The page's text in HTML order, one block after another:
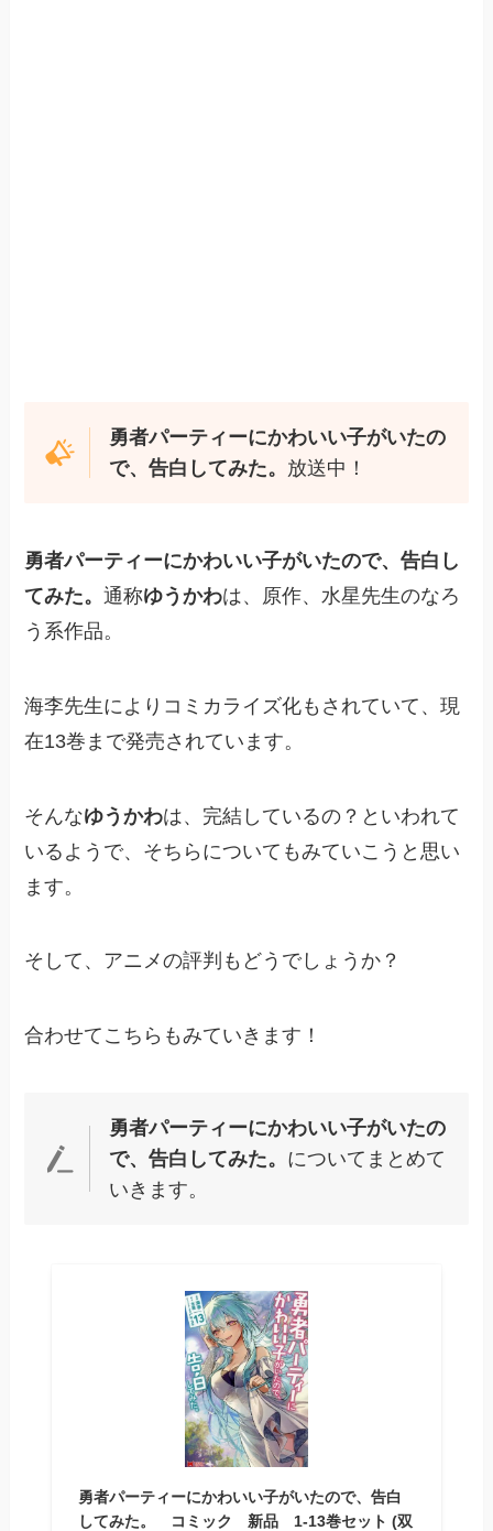
勇者パーティーにかわいい子がいたの
で、告白してみた。 放送中！
勇者パーティーにかわいい子がいたので、告白し
てみた。通称ゆうかわは、原作、水星先生のなろ
う系作品。
海李先生によりコミカライズ化もされていて、現
在13巻まで発売されています。
そんなゆうかわは、完結しているの？といわれて
いるようで、そちらについてもみていこうと思い
ます。
そして、アニメの評判もどうでしょうか？
合わせてこちらもみていきます！
勇者パーティーにかわいい子がいたの
で、告白してみた。 についてまとめて
いきます。
勇者パーティーにかわいい子がいたので、告白
してみた。 コミック 新品 1-13巻セット (双